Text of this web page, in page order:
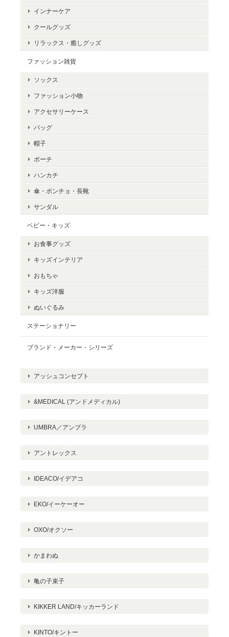
インナーケア
クールグッズ
リラックス・癒しグッズ
ファッション雑貨
ソックス
ファッション小物
アクセサリーケース
バッグ
帽子
ポーチ
ハンカチ
傘・ポンチョ・長靴
サンダル
ベビー・キッズ
お食事グッズ
キッズインテリア
おもちゃ
キッズ洋服
ぬいぐるみ
ステーショナリー
ブランド・メーカー・シリーズ
アッシュコンセプト
&MEDICAL (アンドメディカル)
UMBRA／アンブラ
アントレックス
IDEACO/イデアコ
EKO/イーケーオー
OXO/オクソー
かまわぬ
亀の子束子
KIKKER LAND/キッカーランド
KINTO/キントー